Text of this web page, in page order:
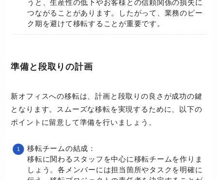
うと、生産性の低下やお客様との信頼関係の損失に
つながることがあります。したがって、業務のピー
ク期を避けて移転することが重要です。
準備と段取りの計画
新オフィスへの移転は、計画と段取りの良さが成功の鍵
となります。スムーズな移転を実現するために、以下の
ポイントに留意して準備を行いましょう。
移転チームの結成：
移転に関わるスタッフを中心に移転チームを作りま
しょう。各メンバーには担当箇所やタスクを明確に